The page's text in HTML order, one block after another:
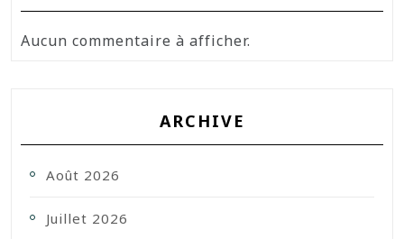
Aucun commentaire à afficher.
ARCHIVE
Août 2026
Juillet 2026